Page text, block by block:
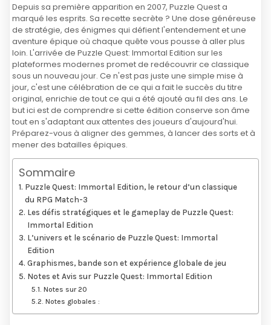
Depuis sa première apparition en 2007, Puzzle Quest a
marqué les esprits. Sa recette secrète ? Une dose généreuse
de stratégie, des énigmes qui défient l'entendement et une
aventure épique où chaque quête vous pousse à aller plus
loin. L'arrivée de Puzzle Quest: Immortal Edition sur les
plateformes modernes promet de redécouvrir ce classique
sous un nouveau jour. Ce n'est pas juste une simple mise à
jour, c'est une célébration de ce qui a fait le succès du titre
original, enrichie de tout ce qui a été ajouté au fil des ans. Le
but ici est de comprendre si cette édition conserve son âme
tout en s'adaptant aux attentes des joueurs d'aujourd'hui.
Préparez-vous à aligner des gemmes, à lancer des sorts et à
mener des batailles épiques.
Sommaire
Puzzle Quest: Immortal Edition, le retour d’un classique
du RPG Match-3
Les défis stratégiques et le gameplay de Puzzle Quest:
Immortal Edition
L’univers et le scénario de Puzzle Quest: Immortal
Edition
Graphismes, bande son et expérience globale de jeu
Notes et Avis sur Puzzle Quest: Immortal Edition
Notes sur 20
Notes globales :